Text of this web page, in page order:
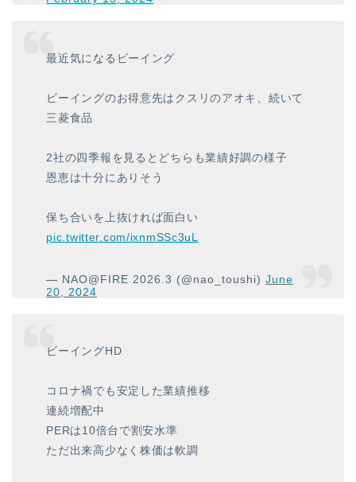
最近気になるビーイング
ビーイングのお得意先はクスリのアオキ、続いて
三菱食品
2社の四季報を見るとどちらも業績好調の様子
恩恵は十分にありそう
保ち合いを上抜ければ面白い
pic.twitter.com/ixnmSSc3uL
— NAO@FIRE 2026.3 (@nao_toushi)June
20, 2024
ビーイングHD
コロナ禍でも安定した業績推移
連続増配中
PERは10倍台で割安水準
ただ出来高少なく株価は軟調